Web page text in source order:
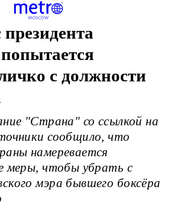
с должности
"Страна" со ссылкой на
сообщило, что
намеревается
меры, чтобы убрать с
мэра бывшего боксёра